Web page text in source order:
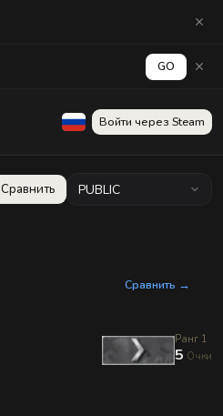
Войти через Steam
Сравнить PUBLIC
Сравнить →
Ранг 1
5 Очки
GO